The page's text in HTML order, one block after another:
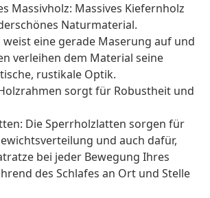
Massivholz: Massives Kiefernholz
Naturmaterial.
eine gerade Maserung auf und
verleihen dem Material seine
rustikale Optik.
sorgt für Robustheit und
Die Sperrholzlatten sorgen für
und auch dafür,
bei jeder Bewegung Ihres
des Schlafes an Ort und Stelle